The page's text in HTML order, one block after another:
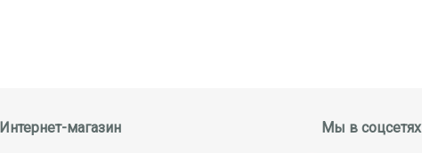
Интернет-магазин Мы в соцсетях